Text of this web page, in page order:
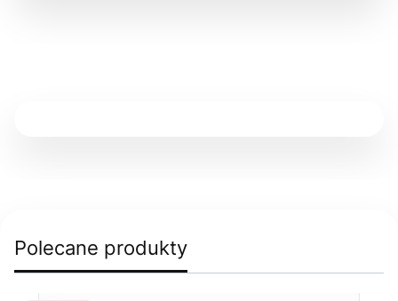
Polecane produkty